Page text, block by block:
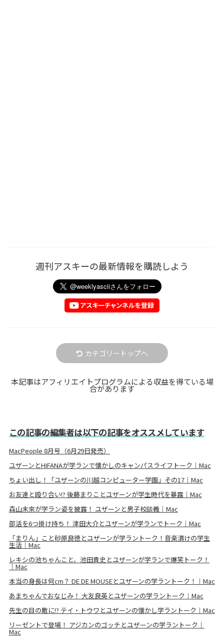
週刊アスキーの最新情報を購読しよう
カテゴリートップへ
本記事はアフィリエイトプログラムによる収益を得ている場
合があります
この記事の編集者は以下の記事をオススメしています
MacPeople 8月号（6月29日発売）
ユザーンとHIFANAが学ランで懐かしのキャンパスライフトーク｜Mac
ちょい出し！「ユザーンの川越コンピューター学園」その17｜Mac
お友達と殴り合い!? 後藤まりことユザーンが学生時代を暴露｜Mac
森山未來が学ラン姿を披露！ ユザーンと男子校談義｜Mac
部活を6つ掛け持ち！ 津田大介とユザーンが学ランでトーク｜Mac
「まりん」こと砂原良徳とユザーンが学ラントーク！音楽漬けの学生
生活｜Mac
レキシの池ちゃんこと、池田貴史とユザーンが学ランで爆笑トーク！
｜Mac
本当の身長は何cm？ DE DE MOUSEとユザーンの学ラントーク！｜Mac
あまちゃんでおなじみ！ 大友良英とユザーンの学ラントーク｜Mac
先生の目の敵に!? テイ・トウワとユザーンの懐かし学ラントーク｜Mac
リーゼントで登場！ アジカンのゴッチとユザーンの学ラントーク｜
Mac